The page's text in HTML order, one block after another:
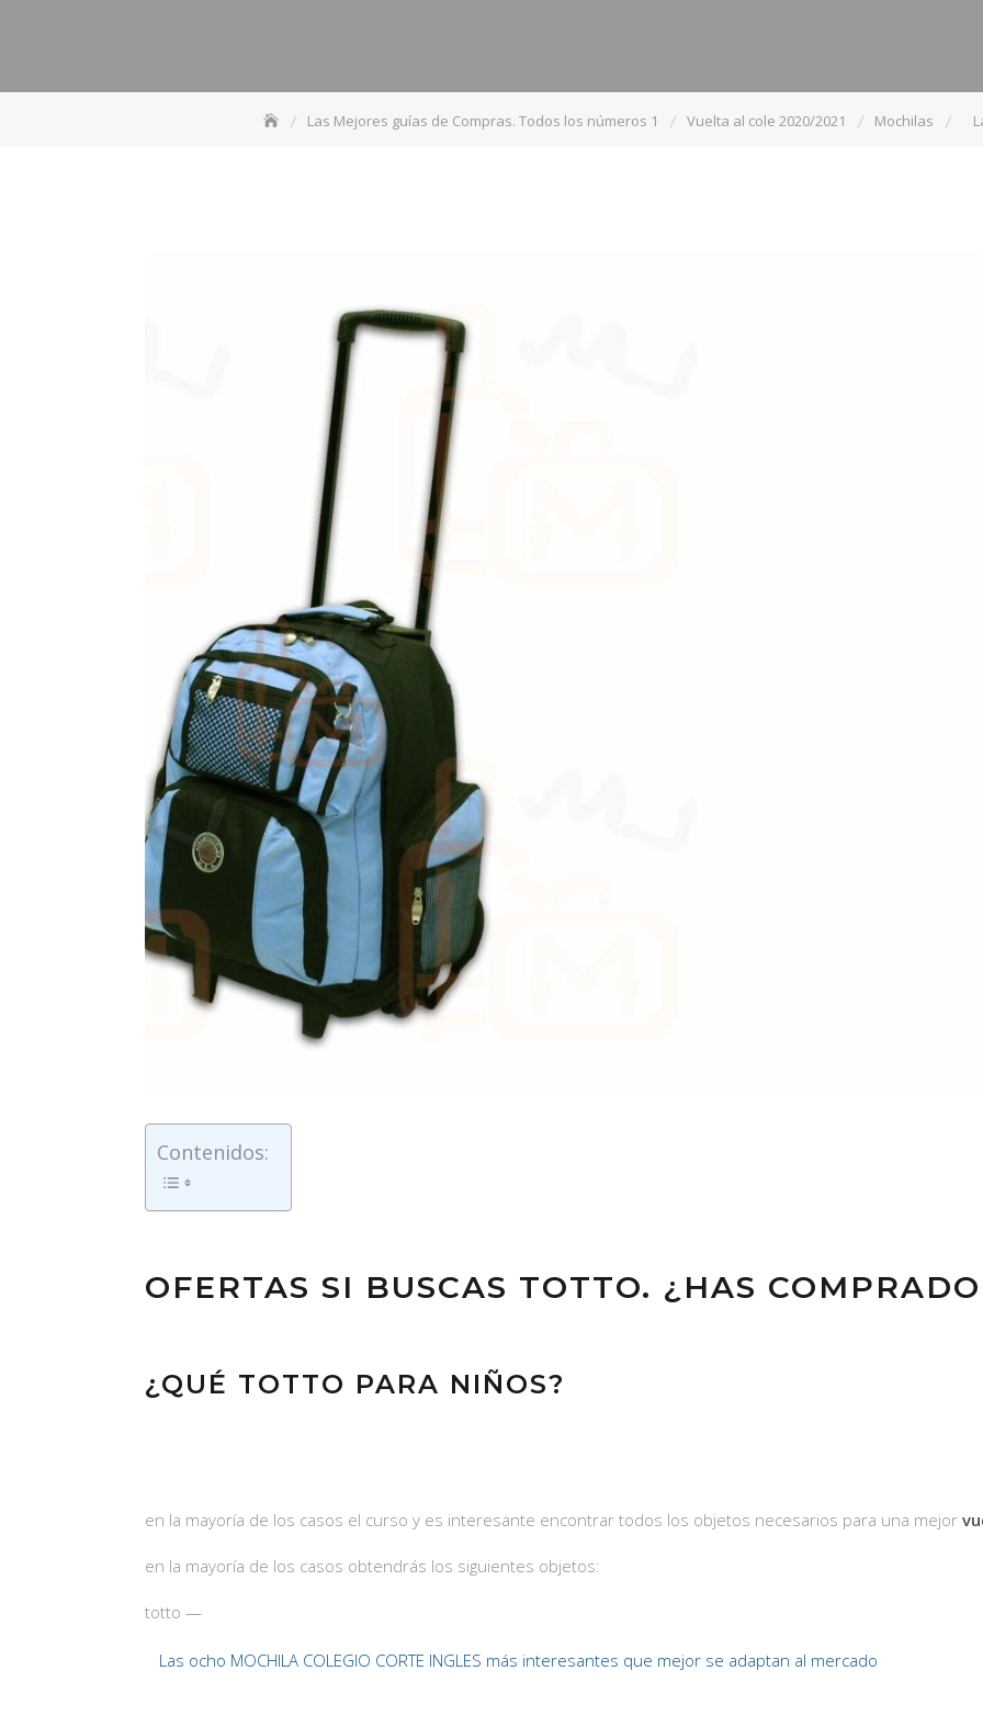
Las Mejores guías de Compras. Todos los números 1 Vuelta al cole 2020/2021 Mochilas
Contenidos:
OFERTAS SI BUSCAS TOTTO. ¿HAS
¿QUÉ TOTTO PARA NIÑOS?
en la mayoría de los casos el curso y es interesante encontrar todos los objetos necesarios para una mejor
en la mayoría de los casos obtendrás los siguientes objetos:
totto —
Las ocho MOCHILA COLEGIO CORTE INGLES más interesantes que mejor se adaptan al mercado